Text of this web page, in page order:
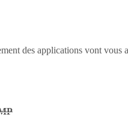
des applications vont